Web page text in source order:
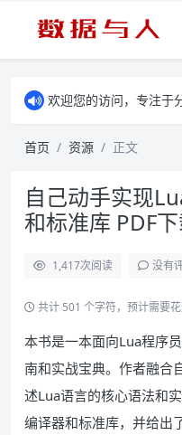
欢迎您的访问，专注于
首页 资源 正文
自己动手实现
和标准库 PDF
1,417次阅读 没有
共计 501 个字符，预计需要花
本书是一本面向Lua程序
南和实战宝典。作者融合
述Lua语言的核心语法和
编译器和标准库，并给出